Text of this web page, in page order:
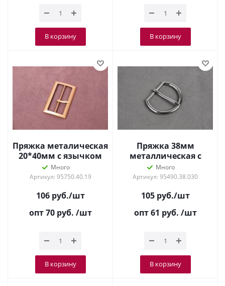
В корзину В корзину
Пряжка металическая
20*40мм с язычком
Матовое Золото
Много
Артикул: 95750.40.19
106руб./шт
опт 70 руб. /шт
В корзину
Пряжка 38мм
металлическая с
язычком Никель
Много
Артикул: 95490.38.030
105руб./шт
опт 61 руб. /шт
В корзину